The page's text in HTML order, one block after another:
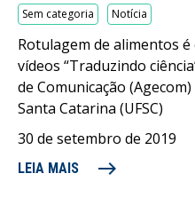
Sem categoria Notícia
Rotulagem de alimentos
vídeos “Traduzindo
de Comunicação
Santa Catarina (UFSC)
30 de setembro de 2019
LEIA MAIS east